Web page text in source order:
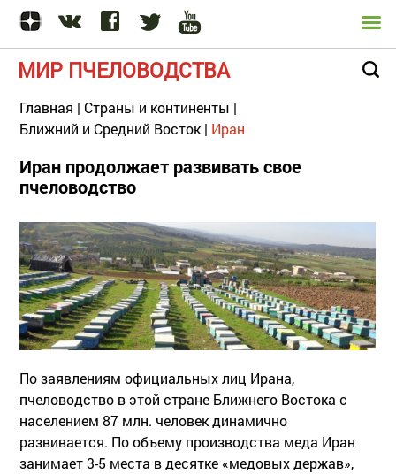
МИР ПЧЕЛОВОДСТВА
Главная | Страны и континенты |
Ближний и Средний Восток | Иран
Иран продолжает развивать свое
пчеловодство
По заявлениям официальных лиц Ирана,
пчеловодство в этой стране Ближнего Востока с
населением 87 млн. человек динамично
развивается. По объему производства меда Иран
занимает 3-5 места в десятке «медовых держав»,